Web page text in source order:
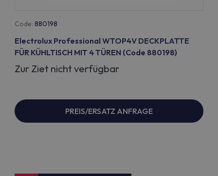
Code: 880198
Electrolux Professional WTOP4V DECKPLATTE
FÜR KÜHLTISCH MIT 4 TÜREN (Code 880198)
Zur Ziet nicht verfügbar
PREIS/ERSATZ ANFRAGE